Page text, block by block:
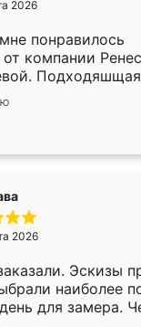
2026
понравилось
компании
изготовления.
Владислав
моему эскизу
2026
Эскизы
наиболее
для замера.